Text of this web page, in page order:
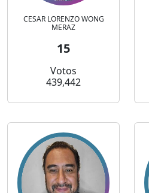
CESAR LORENZO WONG
MERAZ
15
Votos
439,442